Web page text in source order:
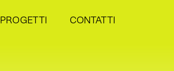
PROGETTI
COSA
CONTATTI